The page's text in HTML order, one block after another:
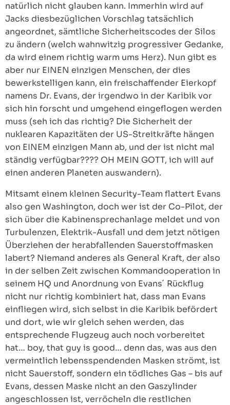
natürlich nicht glauben kann. Immerhin wird auf
Jacks diesbezüglichen Vorschlag tatsächlich
angeordnet, sämtliche Sicherheitscodes der Silos
zu ändern (welch wahnwitzig progressiver Gedanke,
da wird einem richtig warm ums Herz). Nun gibt es
aber nur EINEN einzigen Menschen, der dies
bewerkstelligen kann, ein freischaffender Eierkopf
namens Dr. Evans, der irgendwo in der Karibik vor
sich hin forscht und umgehend eingeflogen werden
muss (seh ich das richtig? Die Sicherheit der
nuklearen Kapazitäten der US-Streitkräfte hängen
von EINEM einzigen Mann ab, und der ist nicht mal
ständig verfügbar???? OH MEIN GOTT, ich will auf
einen anderen Planeten auswandern).
Mitsamt einem kleinen Security-Team flattert Evans
also gen Washington, doch wer ist der Co-Pilot, der
sich über die Kabinensprechanlage meldet und von
Turbulenzen, Elektrik-Ausfall und dem jetzt nötigen
Überziehen der herabfallenden Sauerstoffmasken
labert? Niemand anderes als General Kraft, der also
in der selben Zeit zwischen Kommandooperation in
seinem HQ und Anordnung von Evans´ Rückflug
nicht nur richtig kombiniert hat, dass man Evans
einfliegen wird, sich selbst in die Karibik befördert
und dort, wie wir gleich sehen werden, das
entsprechende Flugzeug auch noch vorbereitet
hat… boy, that guy is good… denn das, was aus den
vermeintlich lebensspendenden Masken strömt, ist
nicht Sauerstoff, sondern ein tödliches Gas – bis auf
Evans, dessen Maske nicht an den Gaszylinder
angeschlossen ist, verröcheln die restlichen